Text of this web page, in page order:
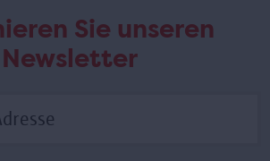
Sie unseren
Newsletter